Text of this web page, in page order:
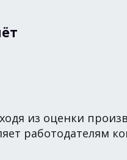
из оценки
работодателям